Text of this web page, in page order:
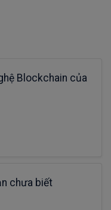
Blockchain của
chưa biết